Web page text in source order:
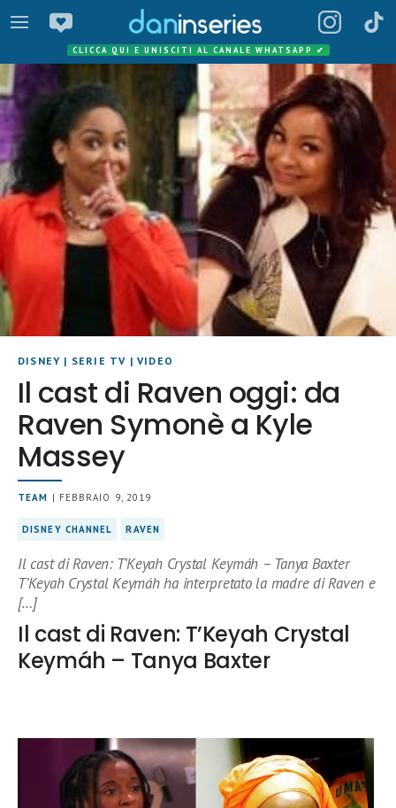
CLICCA QUI E UNISCITI AL CANALE WHATSAPP ✔
DISNEY | SERIE TV |VIDEO
Il cast di Raven oggi: da
Raven Symonè a Kyle
Massey
TEAM | FEBBRAIO 9, 2019
DISNEY CHANNEL RAVEN
Il cast di Raven: T’Keyah Crystal Keymáh – Tanya Baxter
T’Keyah Crystal Keymáh ha interpretato la madre di Raven e
[…]
Il cast di Raven: T’Keyah Crystal
Keymáh – Tanya Baxter